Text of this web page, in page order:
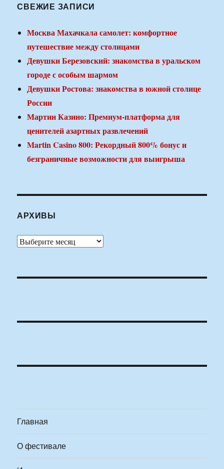
СВЕЖИЕ ЗАПИСИ
Москва Махачкала самолет: комфортное
путешествие между столицами
Девушки Березовский: знакомства в уральском
городе с особым шармом
Девушки Ростова: знакомства в южной столице
России
Мартин Казино: Премиум-платформа для
ценителей азартных развлечений
Martin Casino 800: Рекордный 800% бонус и
безграничные возможности для выигрыша
АРХИВЫ
Архивы
Главная
О фестивале